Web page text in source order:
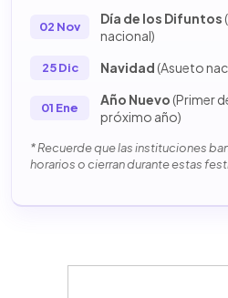
02 Nov
Día de los Difuntos
nacional)
25 Dic Navidad(Asueto
01 Ene
Año Nuevo(Primer
próximo año)
* Recuerde que las instituciones
horarios o cierran durante estas